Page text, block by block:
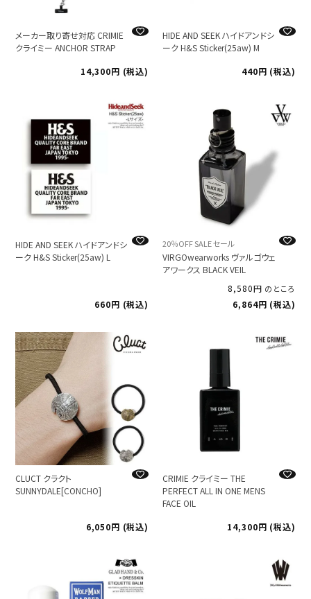
メーカー取り寄せ対応 CRIMIE
クライミー ANCHOR STRAP
14,300
税込
HIDE AND SEEK ハイドアンドシ
ーク H&S Sticker(25aw) M
440
税込
HIDE AND SEEK ハイドアンドシ
ーク H&S Sticker(25aw) L
660 税込
20％OFF SALE セール
VIRGOwearworks ヴァルゴウェ
アワークス BLACK VEIL
8,580
のところ
6,864 税込
CLUCT クラクト
SUNNYDALE[CONCHO]
6,050 税込
CRIMIE クライミー THE
PERFECT ALL IN ONE MENS
FACE OIL
14,300
税込